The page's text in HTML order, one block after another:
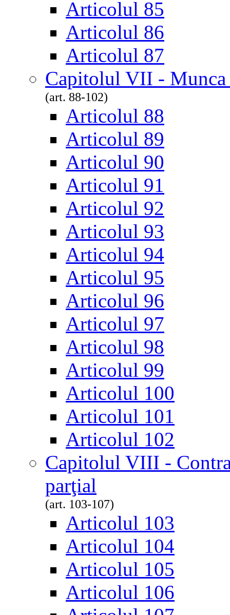
Articolul 85
Articolul 86
Articolul 87
Capitolul VII - Munca
(art. 88-102)
Articolul 88
Articolul 89
Articolul 90
Articolul 91
Articolul 92
Articolul 93
Articolul 94
Articolul 95
Articolul 96
Articolul 97
Articolul 98
Articolul 99
Articolul 100
Articolul 101
Articolul 102
Capitolul VIII -
parţial
(art. 103-107)
Articolul 103
Articolul 104
Articolul 105
Articolul 106